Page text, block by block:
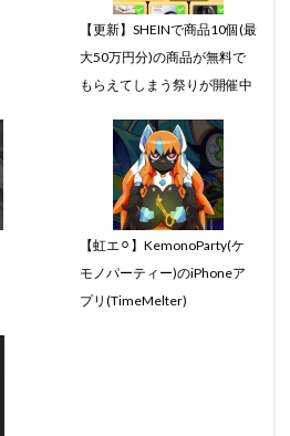
【更新】SHEINで商品10個(最
大50万円分)の商品が無料で
もらえてしまう祭りが開催中
【虹エ⚪︎】KemonoParty(ケ
モノパーティー)のiPhoneア
プリ(TimeMelter)